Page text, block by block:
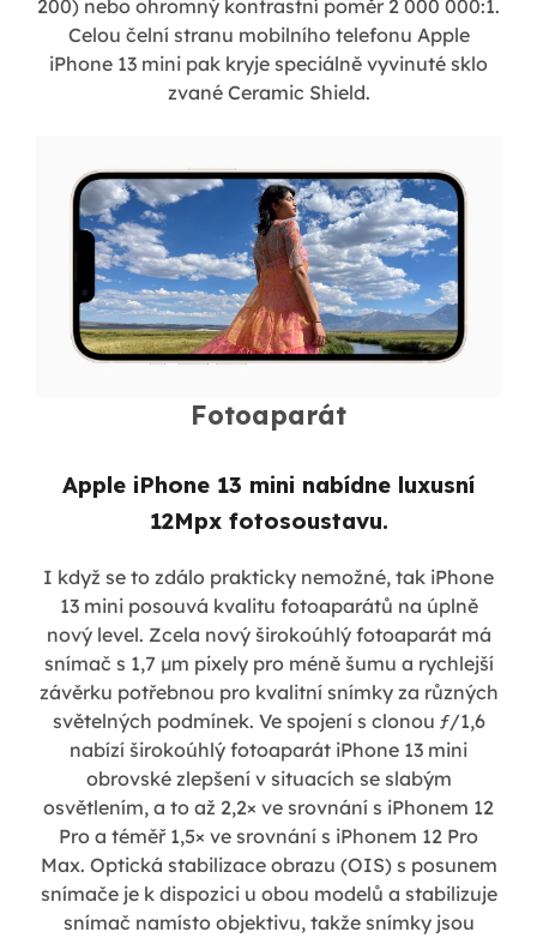
200) nebo ohromný kontrastní poměr 2 000 000:1.
Celou čelní stranu mobilního telefonu Apple
iPhone 13 mini pak kryje speciálně vyvinuté sklo
zvané Ceramic Shield.
Fotoaparát
Apple iPhone 13 mini nabídne luxusní
12Mpx fotosoustavu.
I když se to zdálo prakticky nemožné, tak iPhone
13 mini posouvá kvalitu fotoaparátů na úplně
nový level. Zcela nový širokoúhlý fotoaparát má
snímač s 1,7 µm pixely pro méně šumu a rychlejší
závěrku potřebnou pro kvalitní snímky za různých
světelných podmínek. Ve spojení s clonou ƒ/1,6
nabízí širokoúhlý fotoaparát iPhone 13 mini
obrovské zlepšení v situacích se slabým
osvětlením, a to až 2,2× ve srovnání s iPhonem 12
Pro a téměř 1,5× ve srovnání s iPhonem 12 Pro
Max. Optická stabilizace obrazu (OIS) s posunem
snímače je k dispozici u obou modelů a stabilizuje
snímač namísto objektivu, takže snímky jsou